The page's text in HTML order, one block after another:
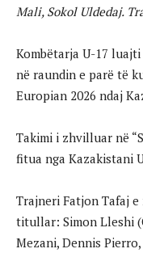
Mali, Sokol Uldedaj.
Kombëtarja U-17
në raundin e parë të
Europian 2026 ndaj
Takimi i zhvilluar në
fitua nga Kazakistani
Trajneri Fatjon Tafaj
titullar: Simon Lleshi
Mezani, Dennis